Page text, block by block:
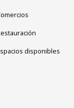
disponibles